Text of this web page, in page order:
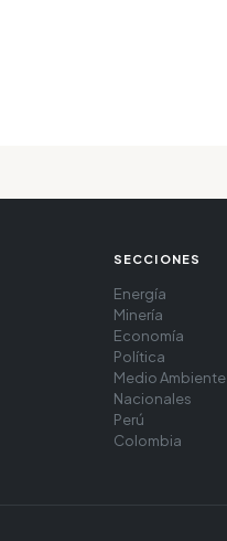
SECCIONES
Energía
Minería
Economía
Política
Medio Ambiente
Nacionales
Perú
Colombia